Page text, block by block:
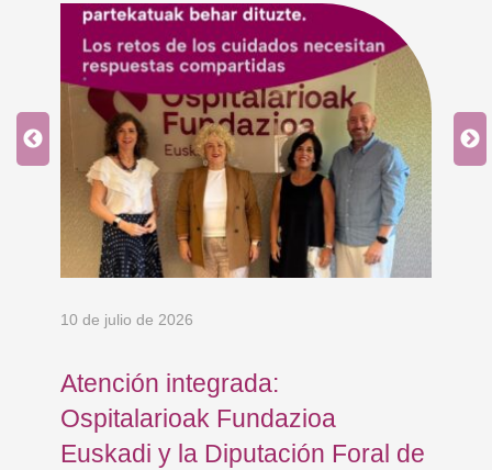
10 de julio de 2026
Atención integrada:
Ospitalarioak Fundazioa
Euskadi y la Diputación Foral de